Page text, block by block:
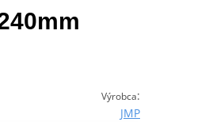
Výrobca:
JMP